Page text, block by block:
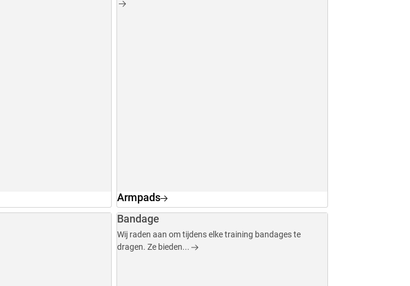
Armpads
Bandage
Wij raden aan om tijdens elke training bandages te
dragen. Ze bieden...